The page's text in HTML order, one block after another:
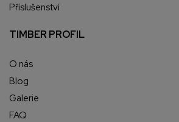
Příslušenství
TIMBER PROFIL
O nás
Blog
Galerie
FAQ